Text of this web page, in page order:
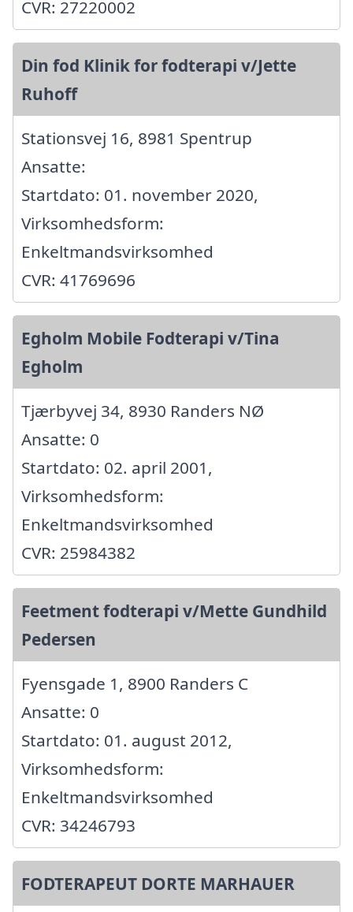
CVR: 27220002
Din fod Klinik for fodterapi v/Jette
Ruhoff
Stationsvej 16, 8981 Spentrup
Ansatte:
Startdato: 01. november 2020,
Virksomhedsform:
Enkeltmandsvirksomhed
CVR: 41769696
Egholm Mobile Fodterapi v/Tina
Egholm
Tjærbyvej 34, 8930 Randers NØ
Ansatte: 0
Startdato: 02. april 2001,
Virksomhedsform:
Enkeltmandsvirksomhed
CVR: 25984382
Feetment fodterapi v/Mette Gundhild
Pedersen
Fyensgade 1, 8900 Randers C
Ansatte: 0
Startdato: 01. august 2012,
Virksomhedsform:
Enkeltmandsvirksomhed
CVR: 34246793
FODTERAPEUT DORTE MARHAUER